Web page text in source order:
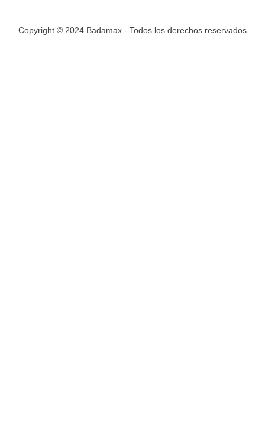
Copyright © 2024 Badamax - Todos los derechos reservados